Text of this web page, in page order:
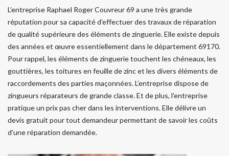
L’entreprise Raphael Roger Couvreur 69 a une très grande
réputation pour sa capacité d’effectuer des travaux de réparation
de qualité supérieure des éléments de zinguerie. Elle existe depuis
des années et œuvre essentiellement dans le département 69170.
Pour rappel, les éléments de zinguerie touchent les chéneaux, les
gouttières, les toitures en feuille de zinc et les divers éléments de
raccordements des parties maçonnées. L’entreprise dispose de
zingueurs réparateurs de grande classe. Et de plus, l’entreprise
pratique un prix pas cher dans les interventions. Elle délivre un
devis gratuit pour tout demandeur permettant de savoir les coûts
d’une réparation demandée.